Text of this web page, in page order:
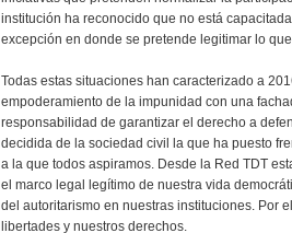
institución ha reconocido que no está
excepción en donde se pretende legitimar lo
Todas estas situaciones han caracterizado a
empoderamiento de la impunidad con una
responsabilidad de garantizar el derecho a
decidida de la sociedad civil la que ha puesto
a la que todos aspiramos. Desde la Red TDT
el marco legal legítimo de nuestra vida
del autoritarismo en nuestras instituciones. Por
libertades y nuestros derechos.